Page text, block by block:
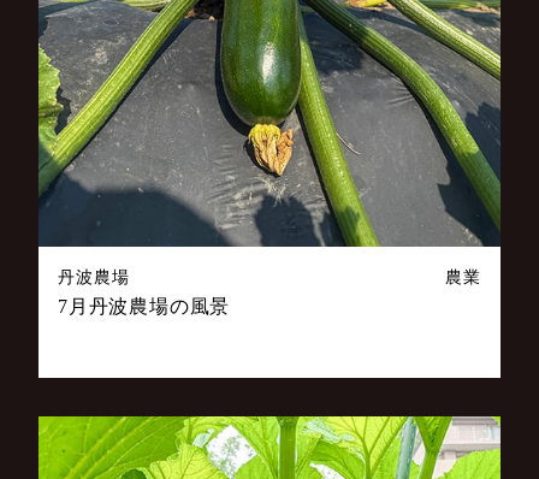
丹波農場 農業
7月丹波農場の風景